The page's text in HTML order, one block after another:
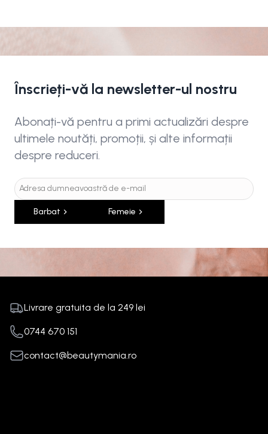
Înscrieți-vă la newsletter-ul nostru
Abonați-vă pentru a primi actualizări despre
ultimele noutăți, promoții, și alte informații
despre reduceri.
Barbat Femeie
Livrare gratuita de la 249 lei
0744 670 151
contact@beautymania.ro